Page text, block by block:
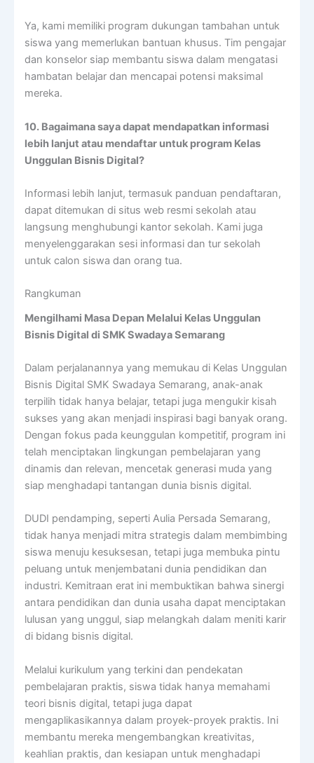
Ya, kami memiliki program dukungan tambahan untuk
siswa yang memerlukan bantuan khusus. Tim pengajar
dan konselor siap membantu siswa dalam mengatasi
hambatan belajar dan mencapai potensi maksimal
mereka.
10. Bagaimana saya dapat mendapatkan informasi
lebih lanjut atau mendaftar untuk program Kelas
Unggulan Bisnis Digital?
Informasi lebih lanjut, termasuk panduan pendaftaran,
dapat ditemukan di situs web resmi sekolah atau
langsung menghubungi kantor sekolah. Kami juga
menyelenggarakan sesi informasi dan tur sekolah
untuk calon siswa dan orang tua.
Rangkuman
Mengilhami Masa Depan Melalui Kelas Unggulan
Bisnis Digital di SMK Swadaya Semarang
Dalam perjalanannya yang memukau di Kelas Unggulan
Bisnis Digital SMK Swadaya Semarang, anak-anak
terpilih tidak hanya belajar, tetapi juga mengukir kisah
sukses yang akan menjadi inspirasi bagi banyak orang.
Dengan fokus pada keunggulan kompetitif, program ini
telah menciptakan lingkungan pembelajaran yang
dinamis dan relevan, mencetak generasi muda yang
siap menghadapi tantangan dunia bisnis digital.
DUDI pendamping, seperti Aulia Persada Semarang,
tidak hanya menjadi mitra strategis dalam membimbing
siswa menuju kesuksesan, tetapi juga membuka pintu
peluang untuk menjembatani dunia pendidikan dan
industri. Kemitraan erat ini membuktikan bahwa sinergi
antara pendidikan dan dunia usaha dapat menciptakan
lulusan yang unggul, siap melangkah dalam meniti karir
di bidang bisnis digital.
Melalui kurikulum yang terkini dan pendekatan
pembelajaran praktis, siswa tidak hanya memahami
teori bisnis digital, tetapi juga dapat
mengaplikasikannya dalam proyek-proyek praktis. Ini
membantu mereka mengembangkan kreativitas,
keahlian praktis, dan kesiapan untuk menghadapi